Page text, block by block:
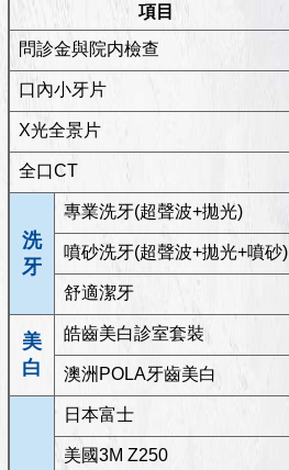
項目
問診金與院内檢查
口內小牙片
X光全景片
全口CT
洗
牙
專業洗牙(超聲波+拋光)
噴砂洗牙(超聲波+拋光+噴砂)
舒適潔牙
美
白
皓齒美白診室套裝
澳洲POLA牙齒美白
日本富士
美國3M Z250